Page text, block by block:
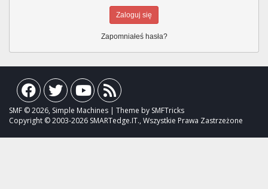
Zapomniałeś hasła?
SMF © 2026, Simple Machines | Theme by SMFTricks
Copyright © 2003-2026 SMARTedge.IT., Wszystkie Prawa Zastrzeżone